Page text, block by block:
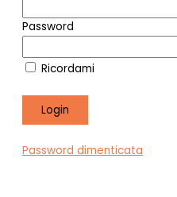
Password
Ricordami
Password dimenticata